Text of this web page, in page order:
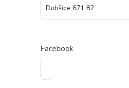
Dobšice 671 82
Facebook